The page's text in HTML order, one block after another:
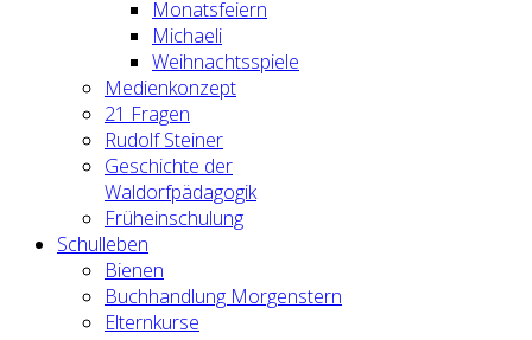
Monatsfeiern
Michaeli
Weihnachtsspiele
Medienkonzept
21 Fragen
Rudolf Steiner
Geschichte der
Waldorfpädagogik
Früheinschulung
Schulleben
Bienen
Buchhandlung Morgenstern
Elternkurse